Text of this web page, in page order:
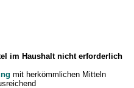
im Haushalt nicht erforderlich
mit herkömmlichen Mitteln